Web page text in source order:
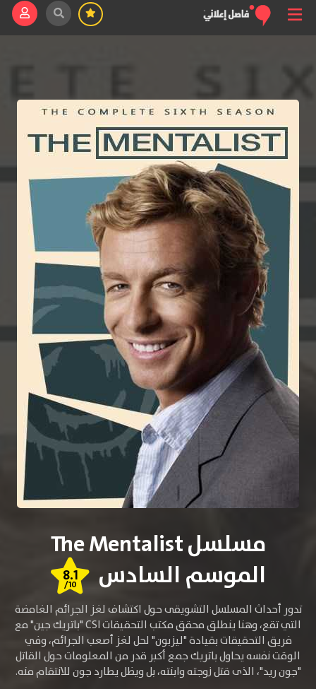
مسلسل The Mentalist
الموسم السادس
8.1
/10
تدور أحداث المسلسل التشويقى حول اكتشاف لغز الجرائم الغامضة
التي تقع، وهنا ينطلق محقق مكتب التحقيقات CSI "باتريك جين" مع
فريق التحقيقات بقيادة "ليزبون" لحل لغز أصعب الجرائم، وفي
الوقت نفسه يحاول باتريك جمع أكبر قدر من المعلومات حول القاتل
"جون ريد"، الذى قتل زوجته وابنته، بل ويظل يطارد جون للانتقام منه.